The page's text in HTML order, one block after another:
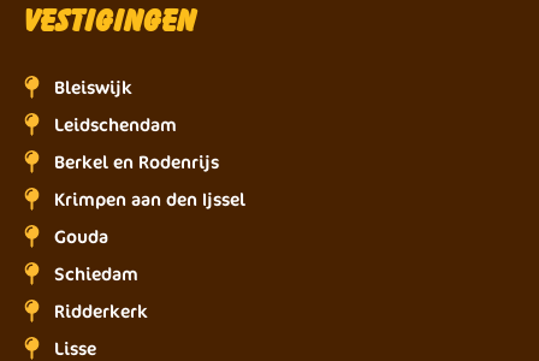
Vestigingen
Bleiswijk
Leidschendam
Berkel en Rodenrijs
Krimpen aan den Ijssel
Gouda
Schiedam
Ridderkerk
Lisse